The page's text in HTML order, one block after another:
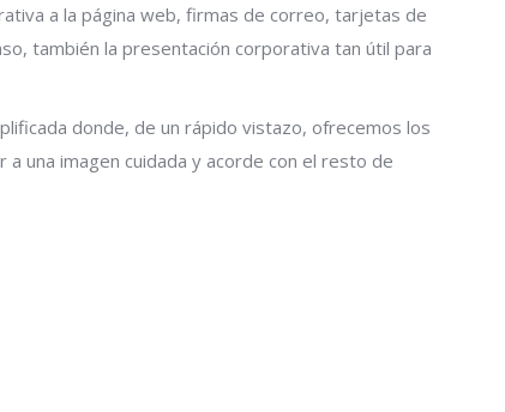
a la página web, firmas de correo, tarjetas de
también la presentación corporativa tan útil para
donde, de un rápido vistazo, ofrecemos los
una imagen cuidada y acorde con el resto de